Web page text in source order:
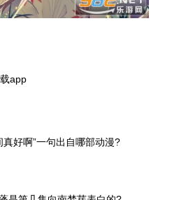
app
好啊”一句出自哪部动漫?